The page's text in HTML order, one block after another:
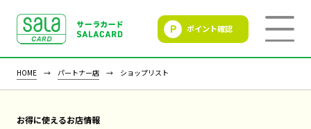
ポイント確認
HOME パートナー店 ショップリスト
お得に使えるお店情報